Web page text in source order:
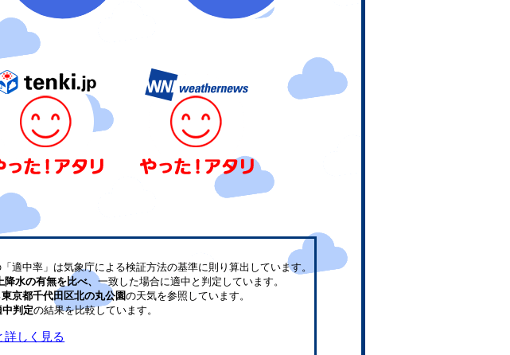
適中率」は気象庁による検証方法の基準に則り算出しています。
水の有無を比べ、 一致した場合に適中と判定しています。
東京都千代田区北の丸公園の天気を参照しています。
判定の結果を比較しています。
詳しく見る